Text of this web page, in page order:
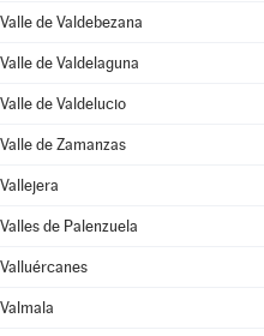
Valle de Valdebezana
Valle de Valdelaguna
Valle de Valdelucio
Valle de Zamanzas
Vallejera
Valles de Palenzuela
Valluércanes
Valmala